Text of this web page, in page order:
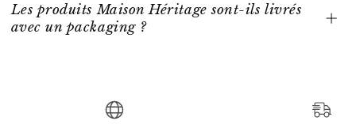
Les produits Maison Héritage sont-ils livrés
avec un packaging ?